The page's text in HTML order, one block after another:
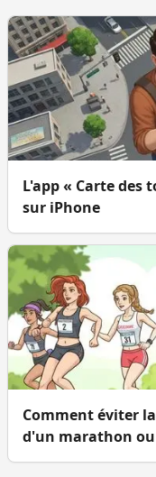
L'app « Carte des
sur iPhone
Comment éviter
d'un marathon